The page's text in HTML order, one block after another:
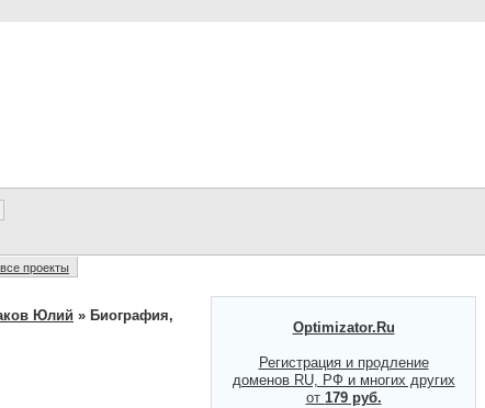
все проекты
Юлий » Биография,
Optimizator.Ru
Регистрация и продление
доменов RU, РФ и многих других
от 179 руб.